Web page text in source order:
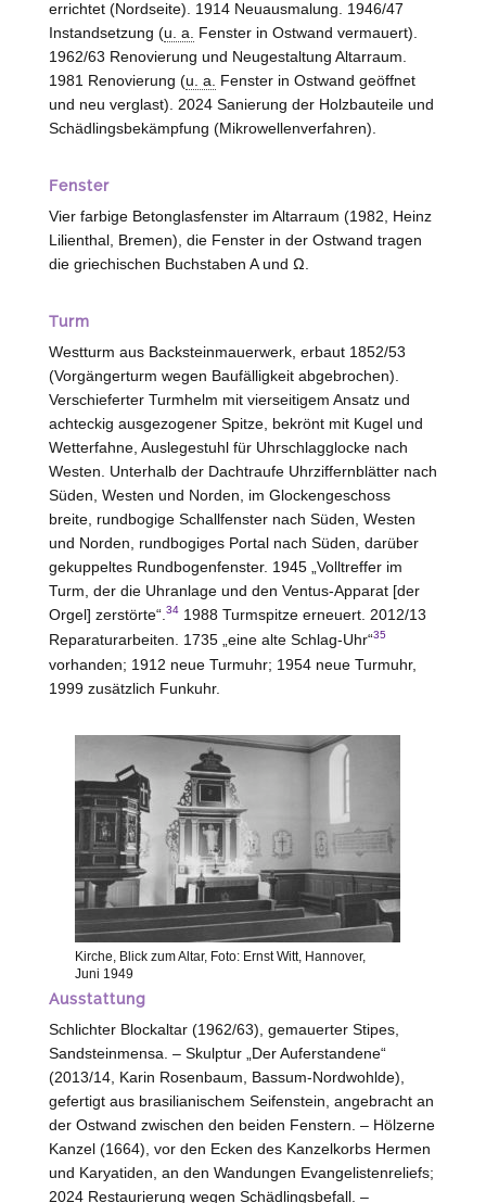
errichtet (Nordseite). 1914 Neuausmalung. 1946/47
Instandsetzung (u. a.
Fenster in Ostwand vermauert).
1962/63 Renovierung und Neugestaltung Altarraum.
1981 Renovierung (u. a.
Fenster in Ostwand geöffnet
und neu verglast). 2024 Sanierung der Holzbauteile und
Schädlingsbekämpfung (Mikrowellenverfahren).
Fenster
Vier farbige Betonglasfenster im Altarraum (1982, Heinz
Lilienthal, Bremen), die Fenster in der Ostwand tragen
die griechischen Buchstaben A und Ω.
Turm
Westturm aus Backsteinmauerwerk, erbaut 1852/53
(Vorgängerturm wegen Baufälligkeit abgebrochen).
Verschieferter Turmhelm mit vierseitigem Ansatz und
achteckig ausgezogener Spitze, bekrönt mit Kugel und
Wetterfahne, Auslegestuhl für Uhrschlagglocke nach
Westen . Unterhalb der Dachtraufe Uhrziffernblätter nach
Süden, Westen und Norden, im Glockengeschoss
breite, rundbogige Schallfenster nach Süden, Westen
und Norden, rundbogiges Portal nach Süden, darüber
gekuppeltes Rundbogenfenster. 1945 „Volltreffer im
Turm, der die Uhranlage und den Ventus-Apparat [der
Orgel] zerstörte“. 341988 Turmspitze erneuert. 2012/13
Reparaturarbeiten. 1735 „eine alte Schlag-Uhr“35
vorhanden; 1912 neue Turmuhr; 1954 neue Turmuhr,
1999 zusätzlich Funkuhr.
Kirche, Blick zum Altar, Foto: Ernst Witt, Hannover,
Juni 1949
Ausstattung
Schlichter Blockaltar (1962/63), gemauerter Stipes,
Sandsteinmensa. – Skulptur „Der Auferstandene“
(2013/14, Karin Rosenbaum, Bassum-Nordwohlde),
gefertigt aus brasilianischem Seifenstein, angebracht an
der Ostwand zwischen den beiden Fenstern. – Hölzerne
Kanzel (1664), vor den Ecken des Kanzelkorbs Hermen
und Karyatiden, an den Wandungen Evangelistenreliefs;
2024 Restaurierung wegen Schädlingsbefall. –